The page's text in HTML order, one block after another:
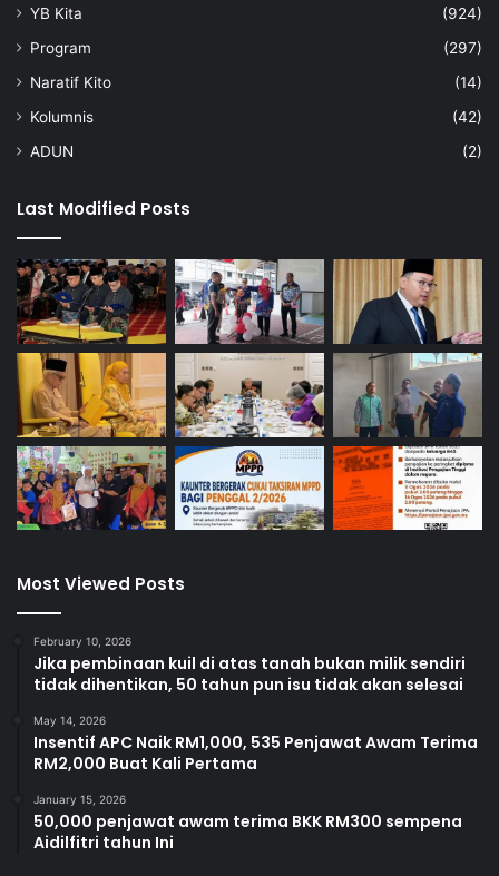
a
o
r
M
D
D
I
N
YB Kita
(924)
Program
(297)
Naratif Kito
(14)
Kolumnis
(42)
ADUN
(2)
Last Modified Posts
Most Viewed Posts
February 10, 2026
Jika pembinaan kuil di atas tanah bukan milik sendiri
tidak dihentikan, 50 tahun pun isu tidak akan selesai
May 14, 2026
Insentif APC Naik RM1,000, 535 Penjawat Awam Terima
RM2,000 Buat Kali Pertama
January 15, 2026
50,000 penjawat awam terima BKK RM300 sempena
Aidilfitri tahun Ini